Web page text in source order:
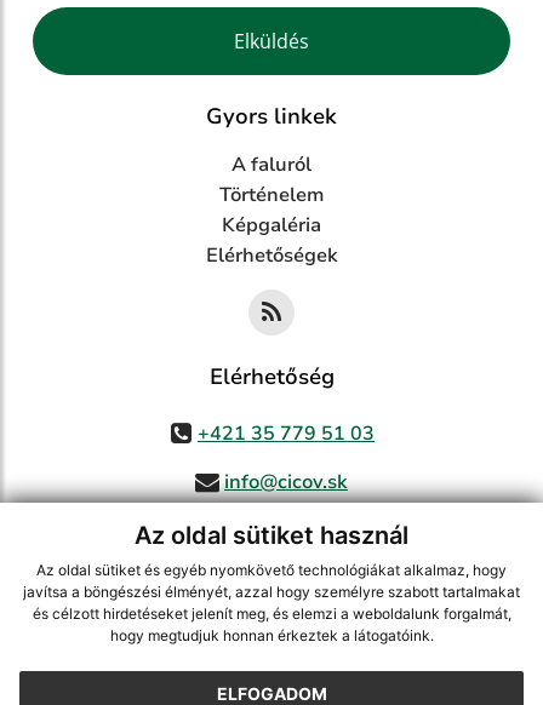
Az oldal sütiket használ
Az oldal sütiket és egyéb nyomkövető technológiákat alkalmaz, hogy
javítsa a böngészési élményét, azzal hogy személyre szabott tartalmakat
és célzott hirdetéseket jelenít meg, és elemzi a weboldalunk forgalmát,
hogy megtudjuk honnan érkeztek a látogatóink.
ELFOGADOM
Google reCaptcha Response
Elküldés
Gyors linkek
A faluról
Történelem
Képgaléria
Elérhetőségek
Elérhetőség
+421 35 779 51 03
info@cicov.sk
használja ki a legfrissebb információk követését az RSS funkcióval,
ECHELON 2 CMS rendszer (tartalomkezelő rendszer),Honlaptérkép
Internetes portál, webhosting,webex.digital, s.r.o.,Domain-ek